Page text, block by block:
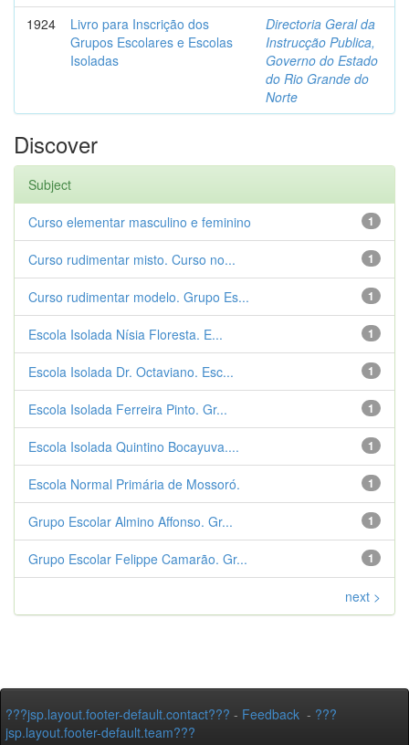
1924
Livro para Inscrição dos
Grupos Escolares e Escolas
Isoladas
Directoria Geral da
Instrucção Publica,
Governo do Estado
do Rio Grande do
Norte
Discover
Subject
1
Curso elementar masculino e feminino
1
Curso rudimentar misto. Curso no...
1
Curso rudimentar modelo. Grupo Es...
1
Escola Isolada Nísia Floresta. E...
1
Escola Isolada Dr. Octaviano. Esc...
1
Escola Isolada Ferreira Pinto. Gr...
1
Escola Isolada Quintino Bocayuva....
1
Escola Normal Primária de Mossoró.
1
Grupo Escolar Almino Affonso. Gr...
1
Grupo Escolar Felippe Camarão. Gr...
next >
???jsp.layout.footer-default.contact??? - Feedback - ???
jsp.layout.footer-default.team???